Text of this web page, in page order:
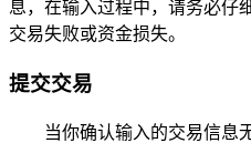
息，在输入过程中，请务必仔
交易失败或资金损失。
提交交易
当你确认输入的交易信息